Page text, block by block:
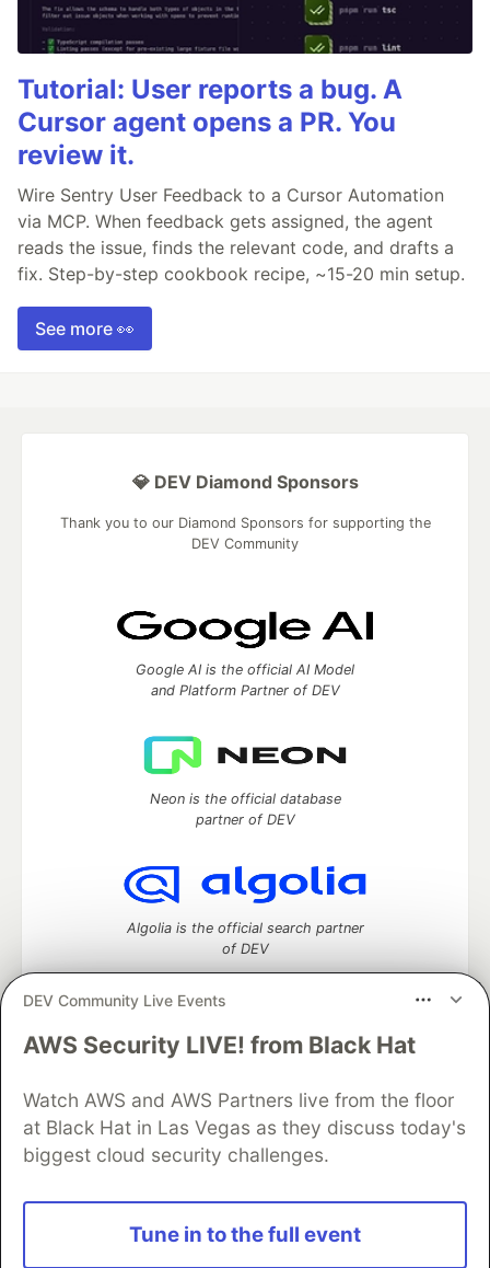
Tutorial: User reports a bug. A
Cursor agent opens a PR. You
review it.
Wire Sentry User Feedback to a Cursor Automation
via MCP. When feedback gets assigned, the agent
reads the issue, finds the relevant code, and drafts a
fix. Step-by-step cookbook recipe, ~15-20 min setup.
See more 👀
DEV Community Live Events
AWS Security LIVE! from Black Hat
Watch AWS and AWS Partners live from the floor
at Black Hat in Las Vegas as they discuss today's
biggest cloud security challenges.
Tune in to the full event
💎 DEV Diamond Sponsors
Thank you to our Diamond Sponsors for supporting the
DEV Community
Google AI is the official AI Model
and Platform Partner of DEV
Neon is the official database
partner of DEV
Algolia is the official search partner
of DEV
DEV Community— A space to discuss and keep up software
Home
DEV Challenges DEV++
Videos
DEV Education Tracks
DEV Help
Advertise on DEV
Organization Accounts
DEV Showcase
Contact
Free Postgres Database
DEV Shop
and other inclusive communities.